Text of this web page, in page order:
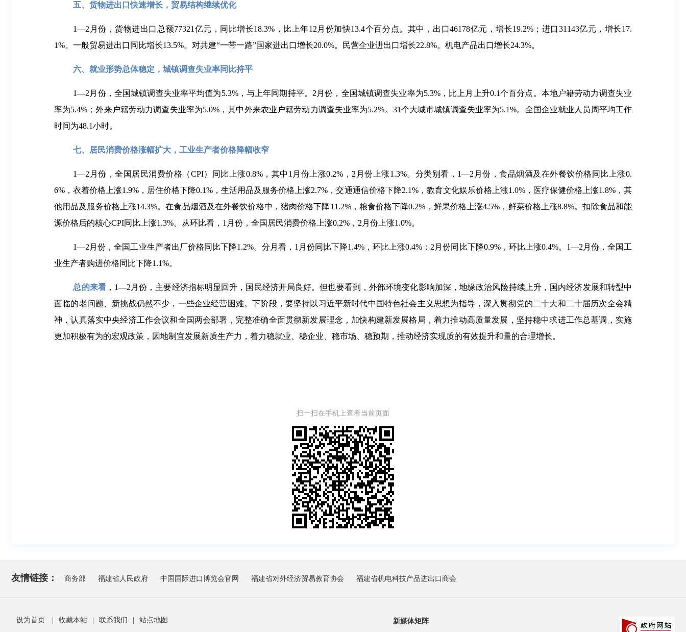
五、货物进出口快速增长，贸易结构继续优化
1—2月份，货物进出口总额77321亿元，同比增长18.3%，比上年12月份加快13.4个百分点。其中，出口46178亿元，增长19.2%；进口31143亿元，增长17.
1%。一般贸易进出口同比增长13.5%。对共建“一带一路”国家进出口增长20.0%。民营企业进出口增长22.8%。机电产品出口增长24.3%。
六、就业形势总体稳定，城镇调查失业率同比持平
1—2月份，全国城镇调查失业率平均值为5.3%，与上年同期持平。2月份，全国城镇调查失业率为5.3%，比上月上升0.1个百分点。本地户籍劳动力调查失业
率为5.4%；外来户籍劳动力调查失业率为5.0%，其中外来农业户籍劳动力调查失业率为5.2%。31个大城市城镇调查失业率为5.1%。全国企业就业人员周平均工作
时间为48.1小时。
七、居民消费价格涨幅扩大，工业生产者价格降幅收窄
1—2月份，全国居民消费价格（CPI）同比上涨0.8%，其中1月份上涨0.2%，2月份上涨1.3%。分类别看，1—2月份，食品烟酒及在外餐饮价格同比上涨0.
6%，衣着价格上涨1.9%，居住价格下降0.1%，生活用品及服务价格上涨2.7%，交通通信价格下降2.1%，教育文化娱乐价格上涨1.0%，医疗保健价格上涨1.8%，其
他用品及服务价格上涨14.3%。在食品烟酒及在外餐饮价格中，猪肉价格下降11.2%，粮食价格下降0.2%，鲜果价格上涨4.5%，鲜菜价格上涨8.8%。扣除食品和能
源价格后的核心CPI同比上涨1.3%。从环比看，1月份，全国居民消费价格上涨0.2%，2月份上涨1.0%。
1—2月份，全国工业生产者出厂价格同比下降1.2%。分月看，1月份同比下降1.4%，环比上涨0.4%；2月份同比下降0.9%，环比上涨0.4%。1—2月份，全国工
业生产者购进价格同比下降1.1%。
总的来看， 1—2月份，主要经济指标明显回升，国民经济开局良好。但也要看到，外部环境变化影响加深，地缘政治风险持续上升，国内经济发展和转型中
面临的老问题、新挑战仍然不少，一些企业经营困难。下阶段，要坚持以习近平新时代中国特色社会主义思想为指导，深入贯彻党的二十大和二十届历次全会精
神，认真落实中央经济工作会议和全国两会部署，完整准确全面贯彻新发展理念，加快构建新发展格局，着力推动高质量发展，坚持稳中求进工作总基调，实施
更加积极有为的宏观政策，因地制宜发展新质生产力，着力稳就业、稳企业、稳市场、稳预期，推动经济实现质的有效提升和量的合理增长。
扫一扫在手机上查看当前页面
友情链接： 商务部 福建省人民政府 中国国际进口博览会官网 福建省对外经济贸易教育协会 福建省机电科技产品进出口商会
设为首页 收藏本站 联系我们 站点地图 新媒体矩阵